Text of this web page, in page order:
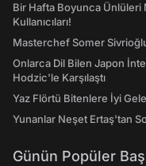
Bir Hafta Boyunca Ünlüleri
Kullanıcıları!
Masterchef Somer
Onlarca Dil Bilen Japon
Hodzic'le Karşılaştı
Yaz Flörtü Bitenlere İyi
Yunanlar Neşet Ertaş'tan
Günün Popüler